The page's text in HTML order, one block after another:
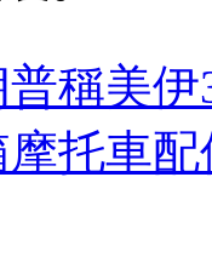
稱美
托車配